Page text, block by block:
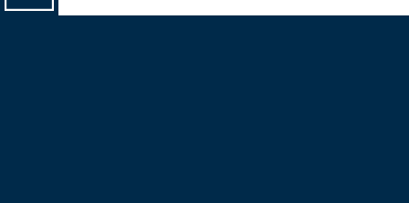
MIRABAUD INVESTMENTS DE
MIRABAUD-GRUPPE